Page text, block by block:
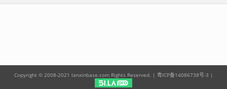
Copyright © 2008-2021 lanxinbase.com Rights Reserved. | 粤ICP备14086738号-3 |